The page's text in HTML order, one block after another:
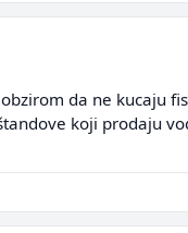
da ne kucaju
koji prodaju